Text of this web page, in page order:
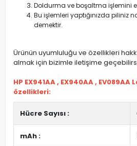
Doldurma ve boşaltma işlemini
Bu işlemleri yaptığınızda piliniz
demektir.
Ürünün uyumluluğu ve özellikleri
almak için bizimle iletişime
HP EX941AA , EX940AA ,
özellikleri:
Hücre Sayısı :
mAh :